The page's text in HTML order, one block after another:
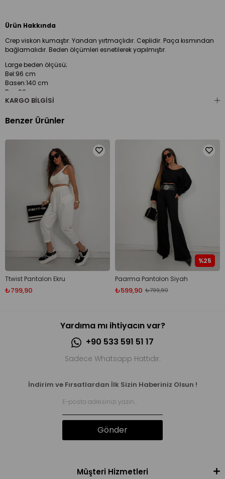
Ürün Hakkında
Crep viskon kumaştır. Yandan yırtmaçlıdır. Ceplidir. Paça kısmından
bağlamalıdır. Beden ölçümleri esnetilerek yapılmıştır.
Large beden ölçüsü;
Bel:96 cm
Basen:140 cm
Boy:90 cm
KARGO BILGISI
Benzer Ürünler
Ttwist Pantalon Ekru
₺799,90
Paarma Pantolon Siyah
₺599,90 ₺799,90
%25
Yardıma mı ihtiyacın var?
+90 533 591 51 17
Sadece Whatsapp Hattıdır.
İndirim ve Fırsatlardan İlk Sizin Haberiniz Olsun !
Gönder
Müşteri Hizmetleri